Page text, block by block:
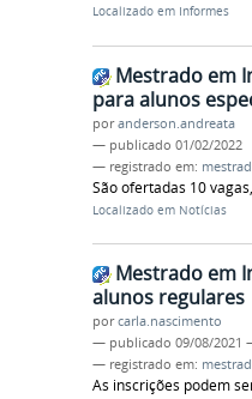
Localizado em Informes
Mestrado em
para alunos
poranderson.andreata
— publicado 01/02/2022
— registrado em:
São ofertadas 10
Localizado em Notícias
Mestrado em
alunos regulares
porcarla.nascimento
— publicado 09/08/2021
— registrado em:
As inscrições podem